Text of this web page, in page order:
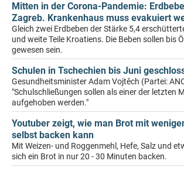
Mitten in der Corona-Pandemie:
Zagreb. Krankenhaus muss evakuiert
Gleich zwei Erdbeben der Stärke 5,4
und weite Teile Kroatiens. Die Beben sollen bis
gewesen sein.
Schulen in Tschechien bis Juni
Gesundheitsminister Adam Vojtěch (Partei:
"Schulschließungen sollen als einer der letzten
aufgehoben werden."
Youtuber zeigt, wie man Brot mit
selbst backen kann
Mit Weizen- und Roggenmehl, Hefe, Salz und
sich ein Brot in nur 20 - 30 Minuten backen.